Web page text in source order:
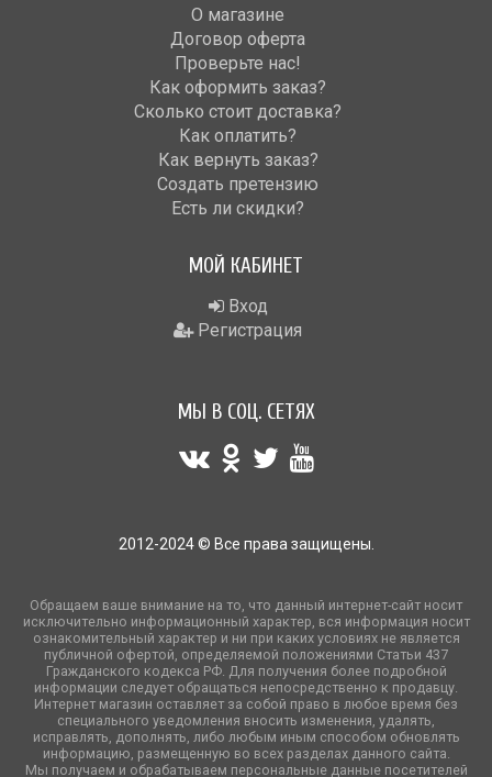
О магазине
Договор оферта
Проверьте нас!
Как оформить заказ?
Сколько стоит доставка?
Как оплатить?
Как вернуть заказ?
Создать претензию
Есть ли скидки?
МОЙ КАБИНЕТ
Вход
Регистрация
МЫ В СОЦ. СЕТЯХ
2012-2024 © Все права защищены.
Обращаем ваше внимание на то, что данный интернет-сайт носит
исключительно информационный характер, вся информация носит
ознакомительный характер и ни при каких условиях не является
публичной офертой, определяемой положениями Статьи 437
Гражданского кодекса РФ. Для получения более подробной
информации следует обращаться непосредственно к продавцу.
Интернет магазин оставляет за собой право в любое время без
специального уведомления вносить изменения, удалять,
исправлять, дополнять, либо любым иным способом обновлять
информацию, размещенную во всех разделах данного сайта.
Мы получаем и обрабатываем персональные данные посетителей